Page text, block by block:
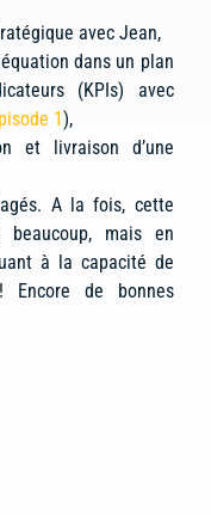
avec Jean,
dans un plan
(KPIs) avec
1),
et livraison d’une
A la fois, cette
beaucoup, mais en
à la capacité de
de bonnes